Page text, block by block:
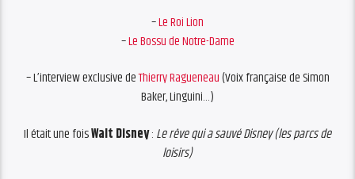
–Le Roi Lion
–Le Bossu de Notre-Dame
– L’interview exclusive deThierry Ragueneau(Voix française de Simon
Baker, Linguini…)
Il était une foisWalt Disney: Le rêve qui a sauvé Disney (les parcs de
loisirs)